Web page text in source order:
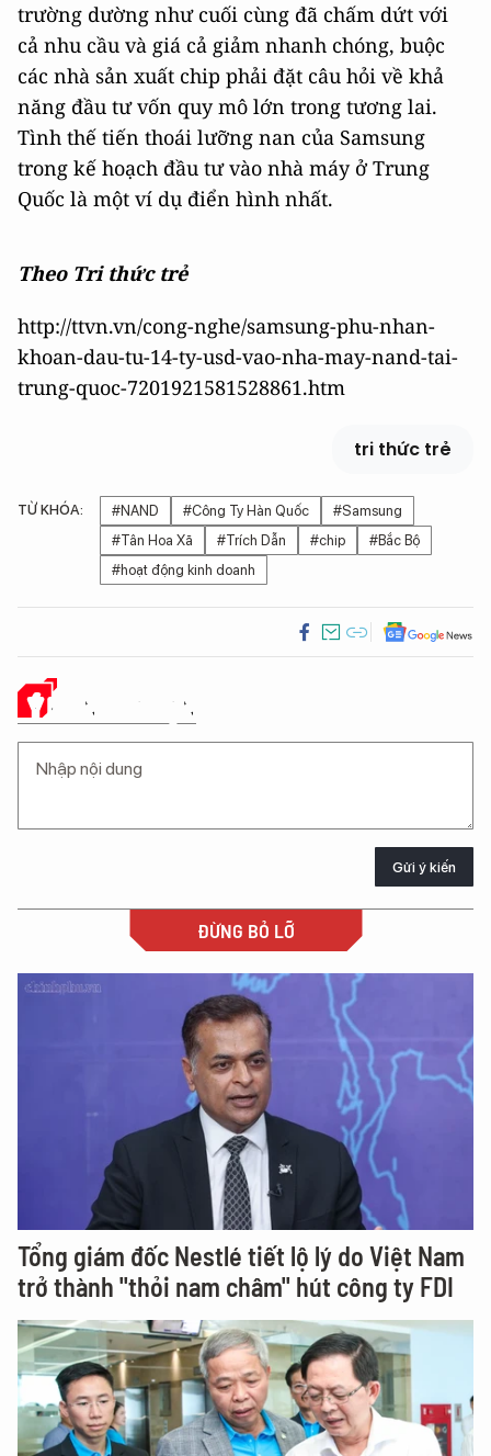
trường dường như cuối cùng đã chấm dứt với
cả nhu cầu và giá cả giảm nhanh chóng, buộc
các nhà sản xuất chip phải đặt câu hỏi về khả
năng đầu tư vốn quy mô lớn trong tương lai.
Tình thế tiến thoái lưỡng nan của Samsung
trong kế hoạch đầu tư vào nhà máy ở Trung
Quốc là một ví dụ điển hình nhất.
Theo Tri thức trẻ
http://ttvn.vn/cong-nghe/samsung-phu-nhan-
khoan-dau-tu-14-ty-usd-vao-nha-may-nand-tai-
trung-quoc-7201921581528861.htm
tri thức trẻ
TỪ KHÓA: #NAND #Công Ty Hàn Quốc
#Samsung
#Tân Hoa Xã
#Trích Dẫn #chip
#Bắc Bộ
#hoạt động kinh doanh
Ý KIẾN CỦA BẠN
Gửi ý kiến
ĐỪNG BỎ LỠ
Tổng giám đốc Nestlé tiết lộ lý do Việt Nam
trở thành "thỏi nam châm" hút công ty FDI